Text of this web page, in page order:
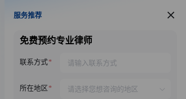
服务推荐
服务推荐
免费预约专业律师
联系方式
所在地区